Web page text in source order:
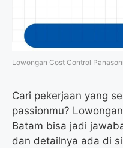
Lowongan Cost Control
Cari pekerjaan yang
passionmu?
Batam bisa jadi
dan detailnya ada di